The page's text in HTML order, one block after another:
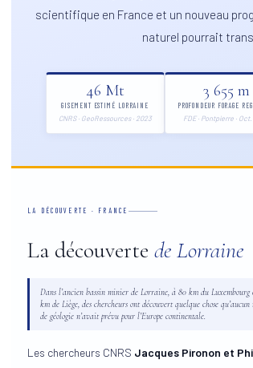
scientifique en France et un nouveau
naturel pourrait
46 Mt
GISEMENT ESTIMÉ LORRAINE
CNRS · GeoRessources · 2023
3 655 m
PROFONDEUR FORAGE
FDE · Pontpierre ·
LA DÉCOUVERTE · FRANCE
La découverte de Lorraine
Dans l’ancien bassin minier de Lorraine, à 80 km du Luxembourg
km de Liège, des chercheurs ont découvert quelque chose qu’aucun
de géologie n’avait prévu pour l’Europe continentale.
Les chercheurs CNRS Jacques Pironon et